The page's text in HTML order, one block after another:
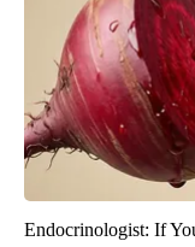
Endocrinologist: If